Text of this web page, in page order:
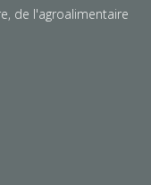
de l'agroalimentaire